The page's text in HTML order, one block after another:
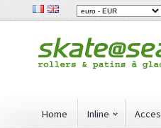
Home Inline